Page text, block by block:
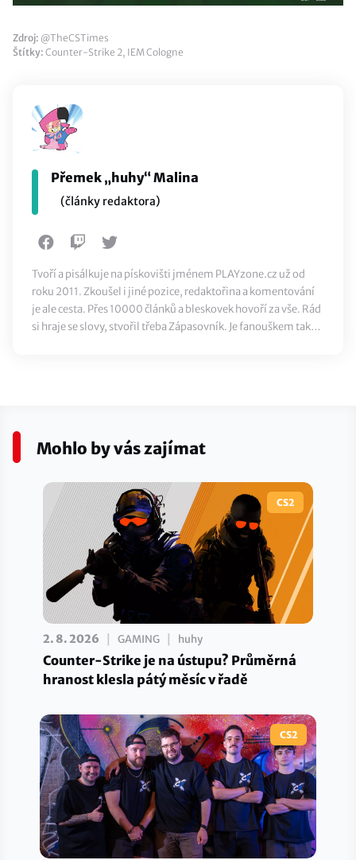
Zdroj: @TheCSTimes
Štítky: Counter-Strike 2, IEM Cologne
Přemek „huhy“ Malina
(články redaktora)
Tvoří a pisálkuje na pískovišti jménem PLAYzone.cz už od
roku 2011. Zkoušel i jiné pozice, redaktořina a komentování
je ale cesta. Přes 10000 článků a bleskovek hovoří za vše. Rád
si hraje se slovy, stvořil třeba Zápasovník. Je fanouškem také
Mohlo by vás zajímat
CS2
2. 8. 2026 GAMING huhy
Counter-Strike je na ústupu? Průměrná
hranost klesla pátý měsíc v řadě
CS2